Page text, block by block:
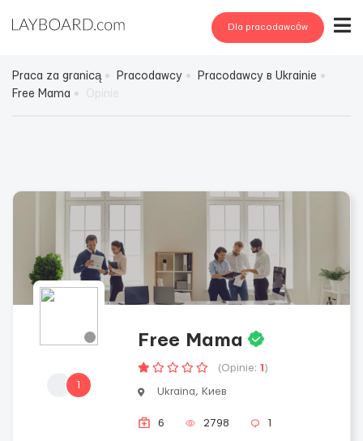
Dla pracodawców
Praca za granicą Pracodawcy
Pracodawcy в Ukrainie
Free Mama
1
Free Mama
(Opinie: 1 )
Ukraina, Киев
6 2798 1